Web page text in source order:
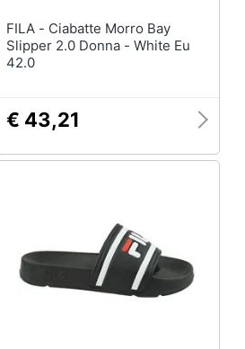
FILA - Ciabatte Morro Bay
Slipper 2.0 Donna - White Eu
42.0
€ 43,21